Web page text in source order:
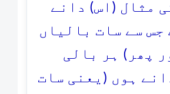
مثال (اس) دانے
جس سے سات بالیاں
پھر) ہر بالی
ہوں (یعنی سات